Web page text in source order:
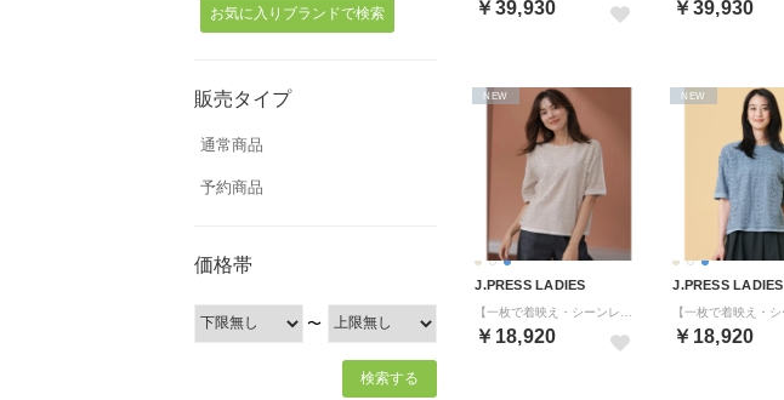
お気に入りブランドで検索
販売タイプ
通常商品
予約商品
価格帯
〜
￥39,930 ￥39,930
J.PRESS LADIES
￥18,920
NEW
J.PRESS LADIES
￥18,920
NEW